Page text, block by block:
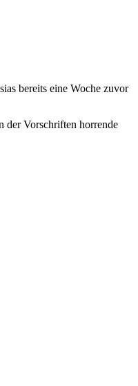
bereits eine Woche zuvor
der Vorschriften horrende